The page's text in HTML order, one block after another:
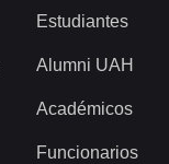
Estudiantes
Alumni UAH
Académicos
Funcionarios